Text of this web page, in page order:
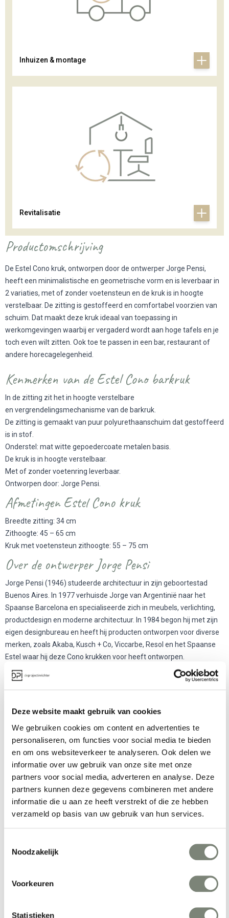
Deze website maakt gebruik van cookies
We gebruiken cookies om content en advertenties te
personaliseren, om functies voor social media te bieden
en om ons websiteverkeer te analyseren. Ook delen we
informatie over uw gebruik van onze site met onze
partners voor social media, adverteren en analyse. Deze
partners kunnen deze gegevens combineren met andere
informatie die u aan ze heeft verstrekt of die ze hebben
verzameld op basis van uw gebruik van hun services.
Noodzakelijk
Voorkeuren
Statistieken
Inhuizen & montage
Revitalisatie
Productomschrijving
De Estel Cono kruk, ontworpen door de ontwerper Jorge Pensi,
heeft een minimalistische en geometrische vorm en is leverbaar in
2 variaties, met of zonder voetensteun en de kruk is in hoogte
verstelbaar. De zitting is gestoffeerd en comfortabel voorzien van
schuim. Dat maakt deze kruk ideaal van toepassing in
werkomgevingen waarbij er vergaderd wordt aan hoge tafels en je
toch even wilt zitten. Ook toe te passen in een bar, restaurant of
andere horecagelegenheid.
Kenmerken van de Estel Cono barkruk
In de zitting zit het in hoogte verstelbare
en vergrendelingsmechanisme van de barkruk.
De zitting is gemaakt van puur polyurethaanschuim dat gestoffeerd
is in stof.
Onderstel: mat witte gepoedercoate metalen basis.
De kruk is in hoogte verstelbaar.
Met of zonder voetenring leverbaar.
Ontworpen door: Jorge Pensi.
Afmetingen Estel Cono kruk
Breedte zitting: 34 cm
Zithoogte: 45 – 65 cm
Kruk met voetensteun zithoogte: 55 – 75 cm
Over de ontwerper Jorge Pensi
Jorge Pensi (1946) studeerde architectuur in zijn geboortestad
Buenos Aires. In 1977 verhuisde Jorge van Argentinië naar het
Spaanse Barcelona en specialiseerde zich in meubels, verlichting,
productdesign en moderne architectuur. In 1984 begon hij met zijn
eigen designbureau en heeft hij producten ontworpen voor diverse
merken, zoals Akaba, Kusch + Co, Viccarbe, Resol en het Spaanse
Estel waar hij deze Cono krukken voor heeft ontworpen.
Wilt u ook deze krukken in uw project toepassen? Neem contact
met ons op via 088 – 650 1234 voor advies of een gratis offerte op
Meer producten van Estel
Estel P016 werkplek